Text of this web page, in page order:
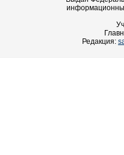
Редакция: